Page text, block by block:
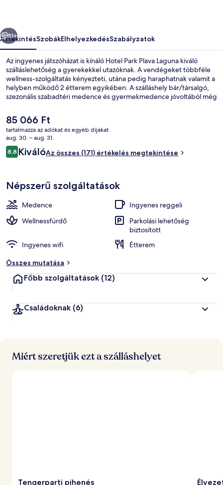
Következő
51+
ÁttekintésSzobákElhelyezkedésSzabályzatok
Az ingyenes játszóházat is kínáló Hotel Park Plava Laguna kiváló
szálláslehetőség a gyerekekkel utazóknak. A vendégeket többféle
wellness-szolgáltatás kényezteti, utána pedig haraphatnak valamit a
helyben működő 2 étterem egyikében. A szálláshely bár/társalgó,
szezonális szabadtéri medence és gyermekmedence jóvoltából még
A
jelenlegi
ár
85 066 Ft
85 066 Ft
tartalmazza az adókat és egyéb díjakat
aug. 30. – aug. 31.
Értékelések
8,88,8 ennyiből: 10
KiválóAz összes (171) értékelés megtekintése
Népszerű szolgáltatások
Medence
Ingyenes reggeli
Wellnessfürdő
Parkolási lehetőség
biztosított
Ingyenes wifi
Étterem
Összes mutatása
Főbb szolgáltatások (12)
Családoknak (6)
Miért szeretjük ezt a szálláshelyet
Tengerparti pihenés